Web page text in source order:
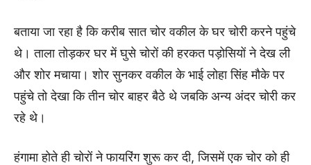
बताया जा रहा है कि करीब सात चोर वकील के घर चोरी करने पहुंचे
थे। ताला तोड़कर घर में घुसे चोरों की हरकत पड़ोसियों ने देख ली
और शोर मचाया। शोर सुनकर वकील के भाई लोहा सिंह मौके पर
पहुंचे तो देखा कि तीन चोर बाहर बैठे थे जबकि अन्य अंदर चोरी कर
रहे थे।
हंगामा होते ही चोरों ने फायरिंग शुरू कर दी, जिसमें एक चोर को ही